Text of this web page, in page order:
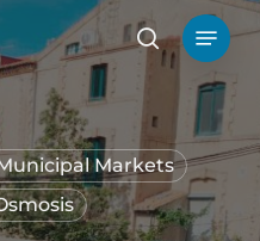
search
Menu
Markets